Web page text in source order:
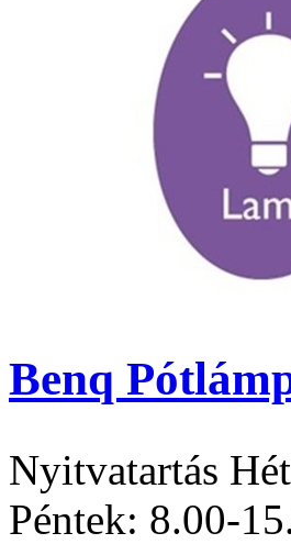
Benq
Nyitvatartás
Péntek: 8.00-